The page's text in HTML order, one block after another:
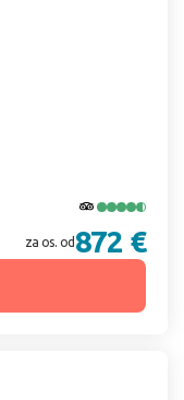
za os. od 872 €